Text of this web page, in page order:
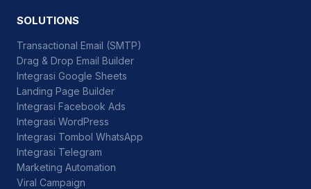
SOLUTIONS
Transactional Email (SMTP)
Drag & Drop Email Builder
Integrasi Google Sheets
Landing Page Builder
Integrasi Facebook Ads
Integrasi WordPress
Integrasi Tombol WhatsApp
Integrasi Telegram
Marketing Automation
Viral Campaign